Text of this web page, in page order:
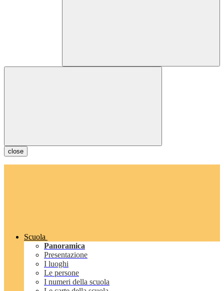
close
Scuola
Panoramica
Presentazione
I luoghi
Le persone
I numeri della scuola